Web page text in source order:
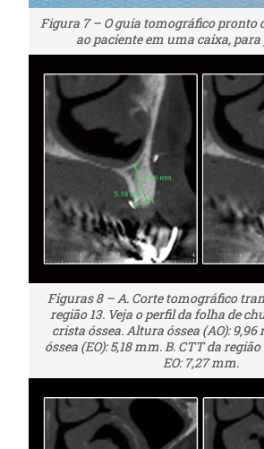
Figura 7 – O guia tomográfico pronto
ao paciente em uma caixa, para
Figuras 8 – A. Corte tomográfico
região 13. Veja o perfil da folha de
crista óssea. Altura óssea (AO): 9,96
óssea (EO): 5,18 mm. B. CTT da região
EO: 7,27 mm.